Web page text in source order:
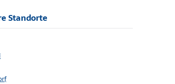
Standorte